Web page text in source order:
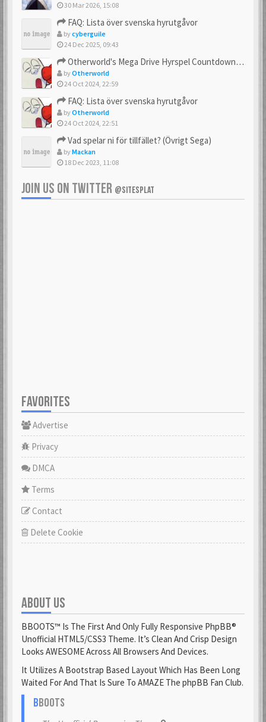
30 Mar 2026, 15:08
FAQ: Lista över svenska hyrutgåvor
bycyberguile
24 Dec 2025, 09:43
Otherworld's Mega Drive Hyrspel Countdown Tråd!
byOtherworld
24 Oct 2024, 22:59
FAQ: Lista över svenska hyrutgåvor
byOtherworld
24 Oct 2024, 22:51
Vad spelar ni för tillfället? (Övrigt Sega)
byMackan
18 Dec 2023, 11:08
JOIN US ON TWITTER @SITESPLAT
FAVORITES
Advertise
Privacy
DMCA
Terms
Contact
Delete Cookie
ABOUT US
BBOOTS™ Is The First And Only Fully Responsive PhpBB®
Unofficial HTML5/CSS3 Theme. It’s Clean And Crisp Design
Looks AWESOME Across All Browsers And Devices.
It Utilizes A Bootstrap Based Layout Which Has Been Long
Waited For And That Is Sure To AMAZE The phpBB Fan Club.
BBOOTS